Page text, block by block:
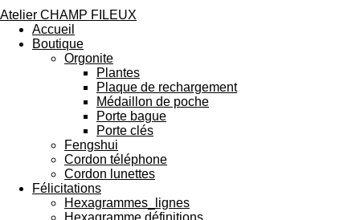
Atelier CHAMP FILEUX
Accueil
Boutique
Orgonite
Plantes
Plaque de rechargement
Médaillon de poche
Porte bague
Porte clés
Fengshui
Cordon téléphone
Cordon lunettes
Félicitations
Hexagrammes_lignes
Hexagramme définitions